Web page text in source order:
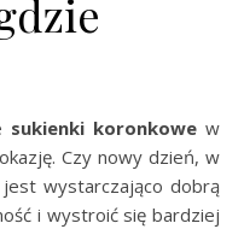
sukienki koronkowew
Czy nowy dzień, w
wystarczająco dobrą
i wystroić się bardziej